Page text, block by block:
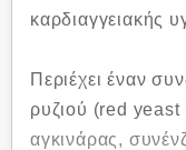
καρδιαγγειακής
Περιέχει έναν
ρυζιού (red
αγκινάρας,